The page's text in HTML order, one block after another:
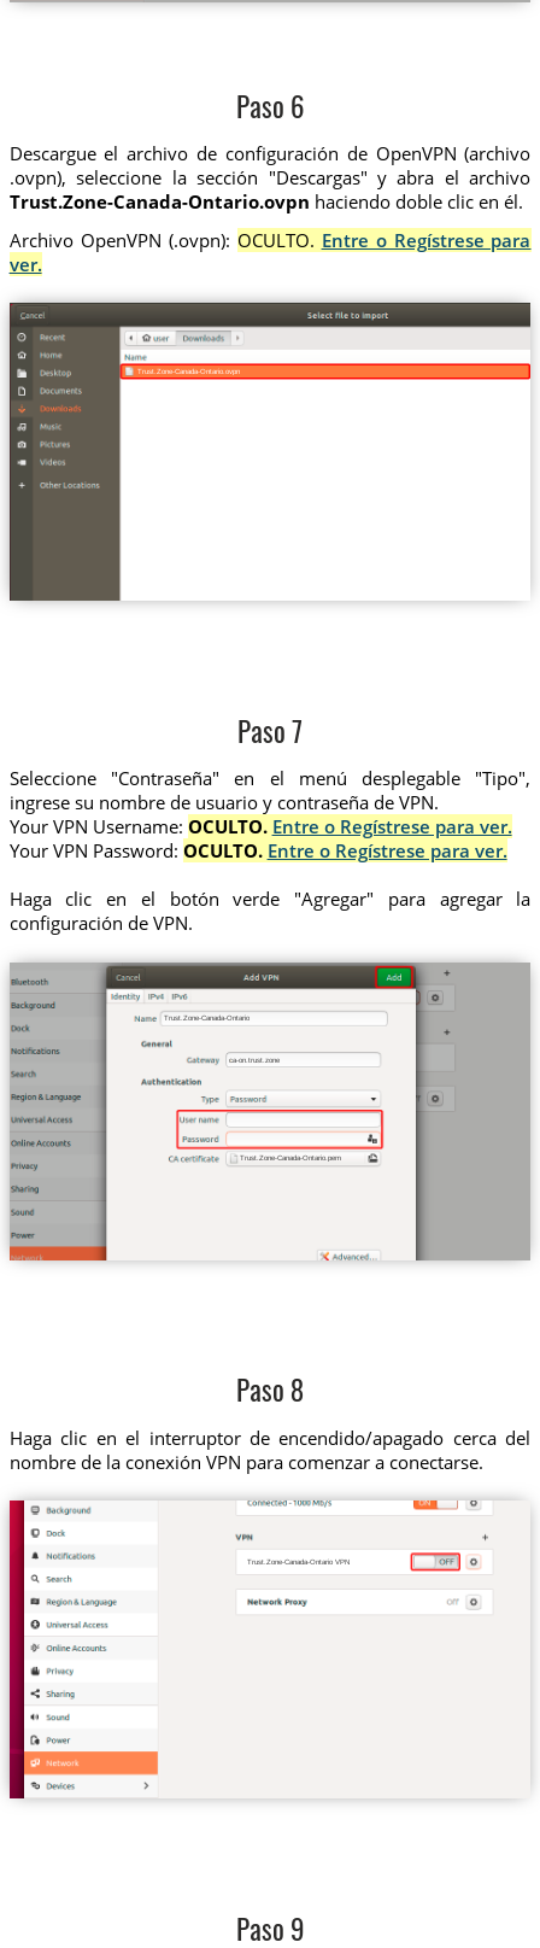
Paso 6
Descargue el archivo de configuración de OpenVPN (archivo
.ovpn), seleccione la sección "Descargas" y abra el archivo
Trust.Zone-Canada-Ontario.ovpn haciendo doble clic en él.
Archivo OpenVPN (.ovpn): OCULTO. Entre o Regístrese para
ver.
Trust.Zone-Canada-Ontario.ovpn
Paso 7
Seleccione "Contraseña" en el menú desplegable "Tipo",
ingrese su nombre de usuario y contraseña de VPN.
Your VPN Username: OCULTO. Entre o Regístrese para ver.
Your VPN Password: OCULTO. Entre o Regístrese para ver.
Haga clic en el botón verde "Agregar" para agregar la
configuración de VPN.
Trust.Zone-Canada-Ontario
ca-on.trust.zone
Trust.Zone-Canada-Ontario.pem
Paso 8
Haga clic en el interruptor de encendido/apagado cerca del
nombre de la conexión VPN para comenzar a conectarse.
Trust.Zone-Canada-Ontario VPN
Paso 9